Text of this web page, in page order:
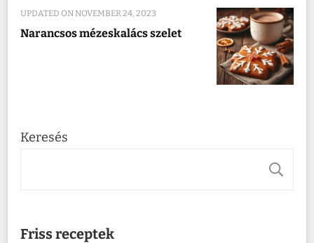
UPDATED ON NOVEMBER 24, 2023
Narancsos mézeskalács szelet
Keresés
Friss receptek